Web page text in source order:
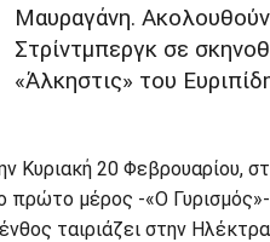
Μαυραγάνη.
Στρίντμπεργκ σε
«Άλκηστις» του
Κυριακή 20 Φεβρουαρίου,
πρώτο μέρος -«Ο
ταιριάζει στην